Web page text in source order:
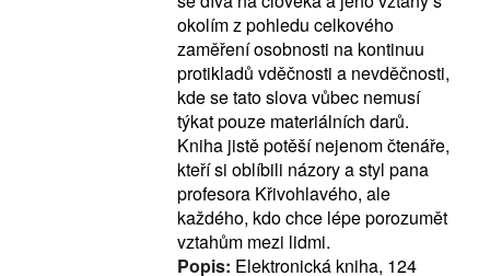
okolím z pohledu celkového
zaměření osobnosti na kontinuu
protikladů vděčnosti a nevděčnosti,
kde se tato slova vůbec nemusí
týkat pouze materiálních darů.
Kniha jistě potěší nejenom čtenáře,
kteří si oblíbili názory a styl pana
profesora Křivohlavého, ale
každého, kdo chce lépe porozumět
vztahům mezi lidmi.
Popis: Elektronická kniha, 124